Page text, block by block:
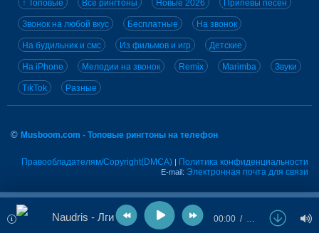
↑ Топовые Все рингтоны Новые 2026 Припевы песен
Звонок на любой вкус Бесплатные На звонок
На будильник и смс Из фильмов и игр Детские
На iPhone Мелодии на звонок Remix Marimba Звуки
TikTok Разные
© Musboom.com - Топовые рингтоны на телефон
Правообладателям/Copyright(DMCA) | Политика конфиденциальности
E-mail: Электронная почта для связи
Naudris - Лги мне 00:00 …